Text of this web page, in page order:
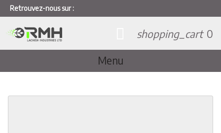
Retrouvez-nous sur :
Menu
shopping_cart 0